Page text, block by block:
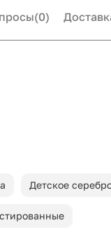
(0)
Детское